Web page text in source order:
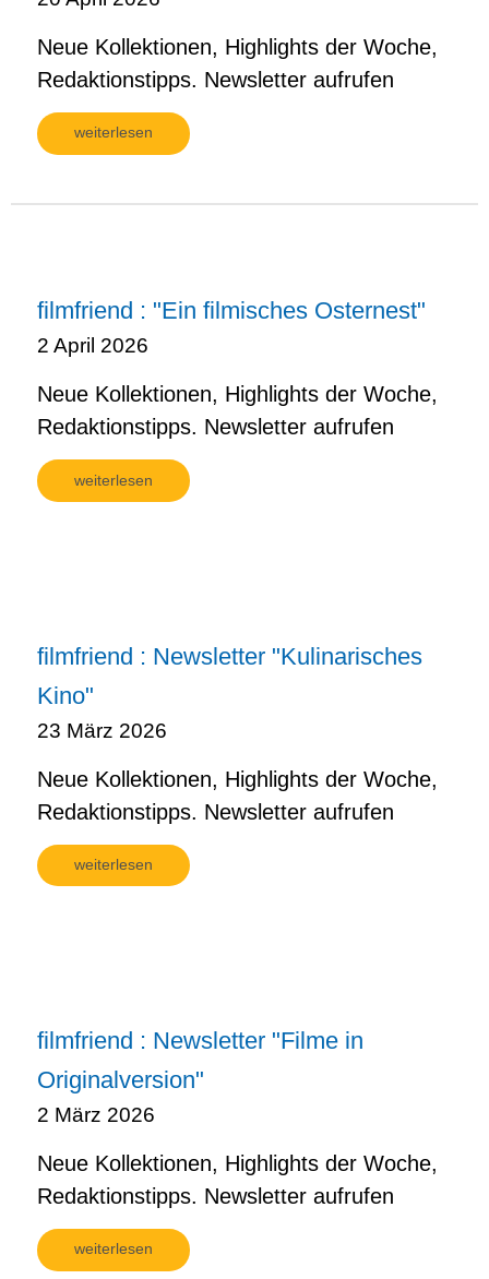
Neue Kollektionen, Highlights der Woche,
Redaktionstipps. Newsletter aufrufen
weiterlesen
filmfriend : "Ein filmisches Osternest"
2 April 2026
Neue Kollektionen, Highlights der Woche,
Redaktionstipps. Newsletter aufrufen
weiterlesen
filmfriend : Newsletter "Kulinarisches
Kino"
23 März 2026
Neue Kollektionen, Highlights der Woche,
Redaktionstipps. Newsletter aufrufen
weiterlesen
filmfriend : Newsletter "Filme in
Originalversion"
2 März 2026
Neue Kollektionen, Highlights der Woche,
Redaktionstipps. Newsletter aufrufen
weiterlesen